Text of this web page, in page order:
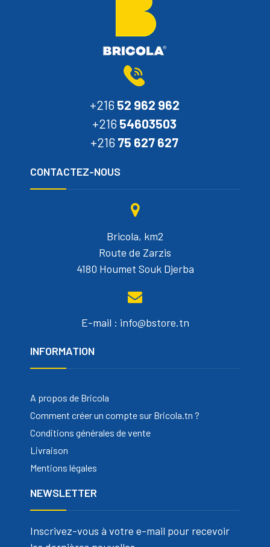
+216 52 962 962
+216 54603503
+216 75 627 627
CONTACTEZ-NOUS
Bricola, km2
Route de Zarzis
4180 Houmet Souk Djerba
E-mail : info@bstore.tn
INFORMATION
A propos de Bricola
Comment créer un compte sur Bricola.tn ?
Conditions générales de vente
Livraison
Mentions légales
NEWSLETTER
Inscrivez-vous à votre e-mail pour recevoir